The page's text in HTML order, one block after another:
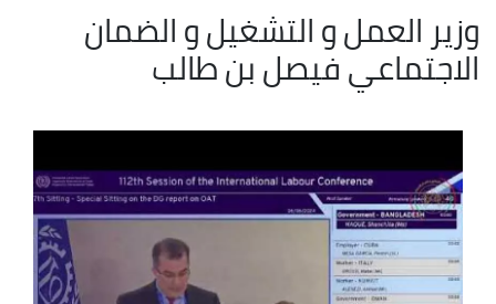
وزير العمل و التشغيل و الضمان
الاجتماعي فيصل بن طالب